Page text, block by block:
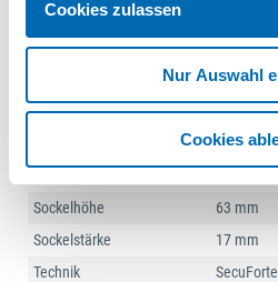
Cookies zulassen
Nur Auswahl
Cookies
Rastung
Schließfunktion
4W-1130
Schlüssel Anzahl
1 St.
mit
Sockelhöhe
63 mm
Sockelstärke
17 mm
Technik